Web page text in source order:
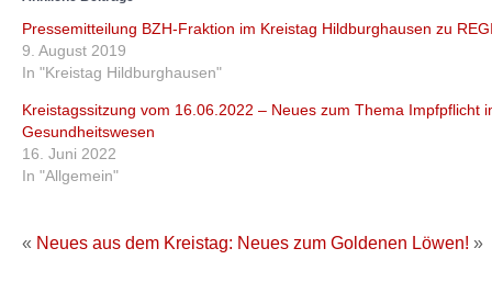
Pressemitteilung BZH-Fraktion im Kreistag Hildburghausen zu
9. August 2019
In "Kreistag Hildburghausen"
Kreistagssitzung vom 16.06.2022 – Neues zum Thema Impfpflicht
Gesundheitswesen
16. Juni 2022
In "Allgemein"
« Neues aus dem Kreistag: Neues zum Goldenen Löwen! »